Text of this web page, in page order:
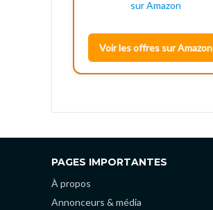
Voir les offres sur Amazon
PAGES IMPORTANTES
À propos
Annonceurs & média